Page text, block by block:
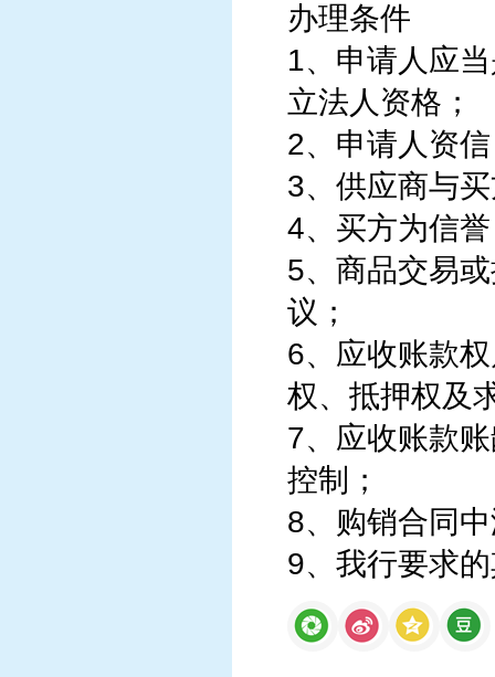
办理条件
1、申请人应
立法人资格；
2、申请人资
3、供应商与
4、买方为信
5、商品交易
议；
6、应收账款
权、抵押权及
7、应收账款
控制；
8、购销合同
9、我行要求